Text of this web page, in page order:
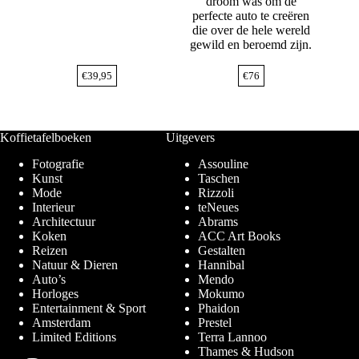
€39,95
perfecte auto te creëren
die over de hele wereld
gewild en beroemd zijn.
€76
Koffietafelboeken
Fotografie
Kunst
Mode
Interieur
Architectuur
Koken
Reizen
Natuur & Dieren
Auto’s
Horloges
Entertainment & Sport
Amsterdam
Limited Editions
Uitgevers
Assouline
Taschen
Rizzoli
teNeues
Abrams
ACC Art Books
Gestalten
Hannibal
Mendo
Mokumo
Phaidon
Prestel
Terra Lannoo
Thames & Hudson